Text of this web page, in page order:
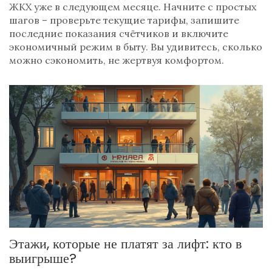
ЖКХ уже в следующем месяце. Начните с простых
шагов – проверьте текущие тарифы, запишите
последние показания счётчиков и включите
экономичный режим в быту. Вы удивитесь, сколько
можно сэкономить, не жертвуя комфортом.
Этажи, которые не платят за лифт: кто в
выигрыше?